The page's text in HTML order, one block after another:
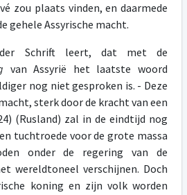
zou plaats vinden, en daarmede
gehele Assyrische macht.
Schrift leert, dat met de
van Assyrië het laatste woord
nog niet gesproken is. - Deze
sterk door de kracht van een
(Rusland) zal in de eindtijd nog
tuchtroede voor de grote massa
onder de regering van de
wereldtoneel verschijnen. Doch
koning en zijn volk worden